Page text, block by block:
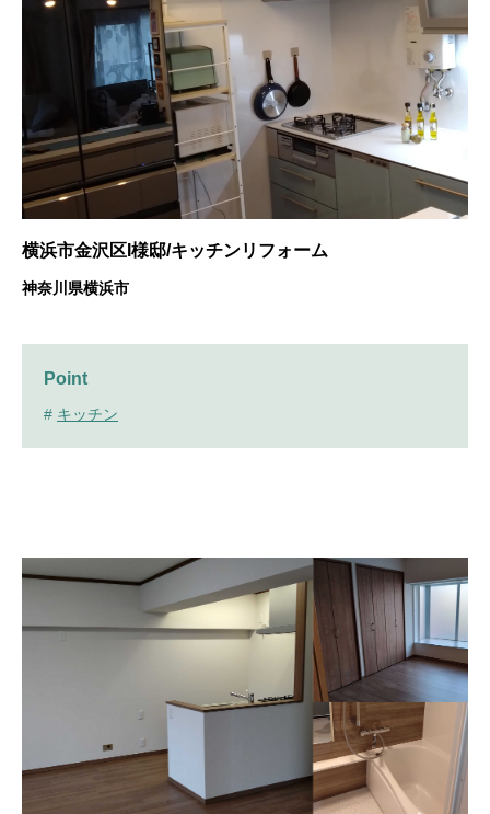
横浜市金沢区I様邸/キッチンリフォーム
神奈川県横浜市
Point
# キッチン